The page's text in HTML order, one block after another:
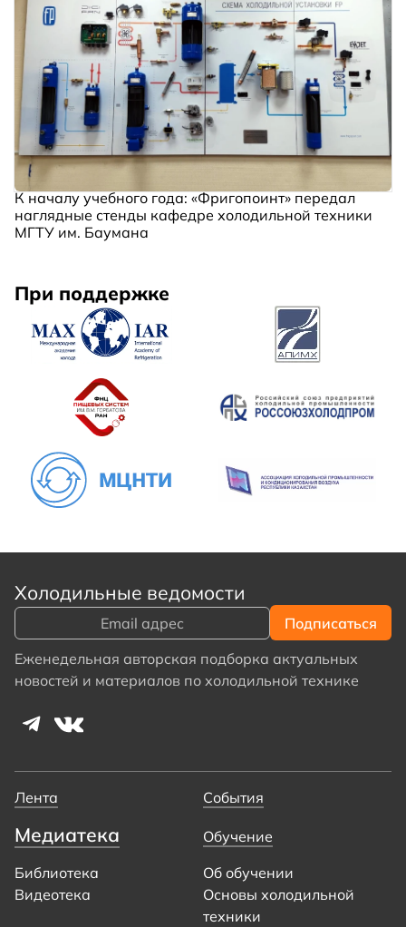
К началу учебного года: «Фригопоинт» передал
наглядные стенды кафедре холодильной техники
МГТУ им. Баумана
При поддержке
Холодильные ведомости
Еженедельная авторская подборка актуальных
новостей и материалов по холодильной технике
Лента События
Медиатека
Библиотека
Видеотека
Обучение
Об обучении
Основы холодильной
техники